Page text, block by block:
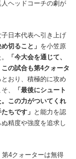
ヘッドコーチの劇が
日本代表へ引き上げ
切ること」 を小笠原
「今大会を通じて、
の試合も第4クォータ
とおり、積極的に攻め
、
「最後にシュート
この力がついてくれ
ちです」 と能力を認
精度や強度を追求し
4クォーターは無得